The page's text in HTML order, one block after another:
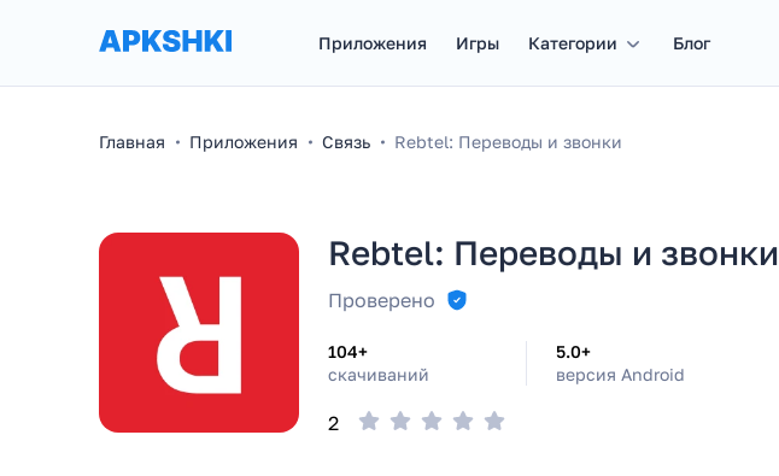
Приложения Игры Категории Блог
Главная Приложения Связь Rebtel: Переводы и звонки
Rebtel: Переводы и звонки
Проверено
104+
скачиваний
5.0+
версия Android
2